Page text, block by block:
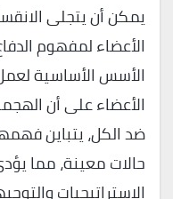
يمكن أن يتجلى
الأعضاء لمفهوم
الأسس الأساسية
الأعضاء على أن
ضد الكل، يتباين
حالات معينة، مما
الاستراتيجيات